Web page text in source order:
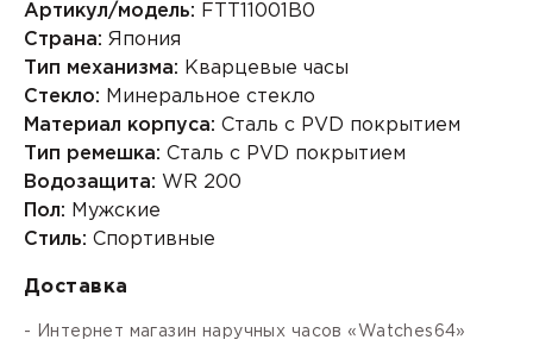
Артикул/модель: FTT11001B0
Страна: Япония
Тип механизма: Кварцевые часы
Стекло: Минеральное стекло
Материал корпуса: Сталь с PVD покрытием
Тип ремешка: Сталь с PVD покрытием
Водозащита: WR 200
Пол: Мужские
Стиль: Спортивные
Доставка
- Интернет магазин наручных часов «Watches64»